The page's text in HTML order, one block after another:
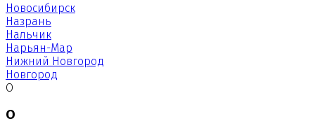
Новосибирск
Назрань
Нальчик
Нарьян-Мар
Нижний Новгород
Новгород
О
О